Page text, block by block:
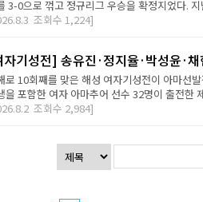
3-0으로 꺾고 정규리그 우승을 확정지었다.
조회수 1,224]
자기성전] 송유진·정지율·박성윤·
로 10회째를 맞은 해성 여자기성전이 아마선
을 포함한 여자 아마추어 선수 32명이 출전한
조회수 2,984]